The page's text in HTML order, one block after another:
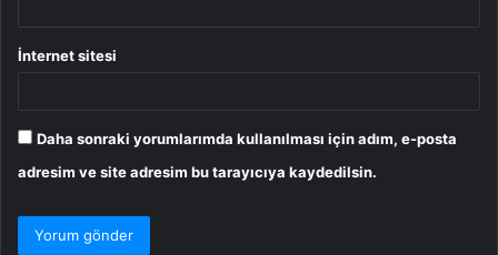
İnternet sitesi
Daha sonraki yorumlarımda kullanılması için adım, e-posta
adresim ve site adresim bu tarayıcıya kaydedilsin.